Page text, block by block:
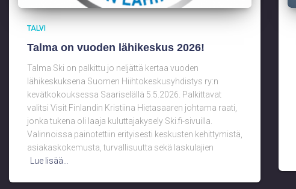
TALVI
Talma on vuoden lähikeskus 2026!
Talma Ski on palkittu jo neljättä kertaa vuoden
lähikeskuksena Suomen Hiihtokeskusyhdistys ry:n
kevätkokouksessa Saariselällä 5.5.2026. Palkittavat
valitsi Visit Finlandin Kristiina Hietasaaren johtama raati,
jonka tukena oli laaja kuluttajakysely Ski.fi-sivuilla.
Valinnoissa painotettiin erityisesti keskusten kehittymistä,
asiakaskokemusta, turvallisuutta sekä laskulajien
Lue lisää…